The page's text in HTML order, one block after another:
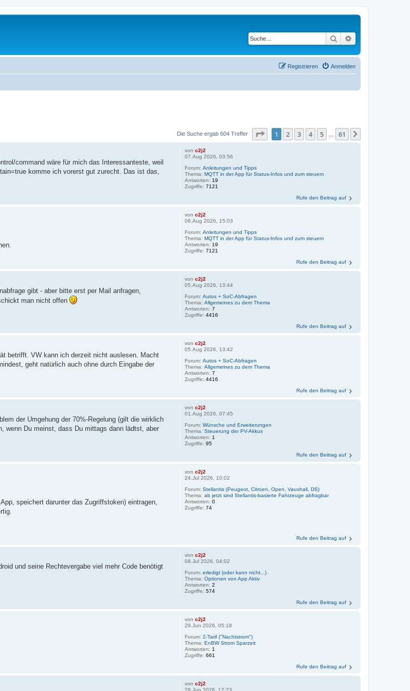
Suche
Anmelden
Registrieren
Die Suche ergab 604 Treffer Seite von61
1 2 3 4 5 61
vonc2j2
07.Aug 2026, 03:56
Forum:Anleitungen und Tipps
Thema:MQTT in der App für Status-Infos und zum steuern
Antworten: 19
Zugriffe:7121
command wäre für mich das Interessanteste, weil
komme ich vorerst gut zurecht. Das ist das,
Rufe den Beitrag auf
vonc2j2
06.Aug 2026, 15:03
Forum:Anleitungen und Tipps
Thema:MQTT in der App für Status-Infos und zum steuern
Antworten: 19
Zugriffe:7121
Rufe den Beitrag auf
vonc2j2
05.Aug 2026, 13:44
Forum:Autos + SoC-Abfragen
Thema:Allgemeines zu dem Thema
Antworten:7
Zugriffe:4416
gibt - aber bitte erst per Mail anfragen,
man nicht offen
Rufe den Beitrag auf
vonc2j2
05.Aug 2026, 13:42
Forum:Autos + SoC-Abfragen
Thema:Allgemeines zu dem Thema
Antworten:7
Zugriffe:4416
betrifft. VW kann ich derzeit nicht auslesen. Macht
geht natürlich auch ohne durch Eingabe der
Rufe den Beitrag auf
vonc2j2
01.Aug 2026, 07:45
Forum:Wünsche und Erweiterungen
Thema:Steuerung der PV-Akkus
Antworten: 1
Zugriffe:95
der Umgehung der 70%-Regelung (gilt die wirklich
wenn Du meinst, dass Du mittags dann lädtst, aber
Rufe den Beitrag auf
vonc2j2
24.Jul 2026, 10:02
Forum:Stellantis (Peugeot, Citroen, Open, Vauxhall, DS)
Thema:ab jetzt sind Stellantis-basierte Fahrzeuge abfragbar
Antworten:0
Zugriffe:74
speichert darunter das Zugriffstoken) eintragen,
Rufe den Beitrag auf
vonc2j2
08.Jul 2026, 04:02
Forum:erledigt (oder kann nicht...)
Thema:Optionen von App Aktiv
Antworten:2
Zugriffe:574
und seine Rechtevergabe viel mehr Code benötigt
Rufe den Beitrag auf
vonc2j2
29.Jun 2026, 05:18
Forum:2-Tarif ("Nachtstrom")
Thema:EnBW Strom Sparzeit
Antworten: 1
Zugriffe:661
Rufe den Beitrag auf
vonc2j2
28.Jun 2026, 12:23